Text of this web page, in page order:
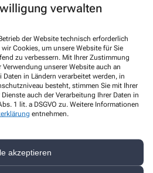
verwalten
der Website technisch erforderlich
Cookies, um unsere Website für Sie
zu verbessern. Mit Ihrer Zustimmung
unserer Website auch an
in Ländern verarbeitet werden, in
besteht, stimmen Sie mit Ihrer
auch der Verarbeitung Ihrer Daten in
1 lit. a DSGVO zu. Weitere Informationen
entnehmen.
akzeptieren